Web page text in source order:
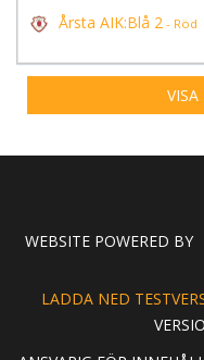
Årsta AIK:Blå 2 - Röd
WEBSITE POWERED BY
LADDA NED